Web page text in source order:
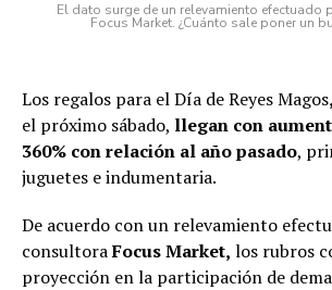
El dato surge de un relevamiento efectuado
Focus Market. ¿Cuánto sale poner un
Los regalos para el Día de Reyes Magos,
el próximo sábado, llegan con
360% con relación al año pasado,
juguetes e indumentaria.
De acuerdo con un relevamiento
consultoraFocus Market, los rubros
proyección en la participación de